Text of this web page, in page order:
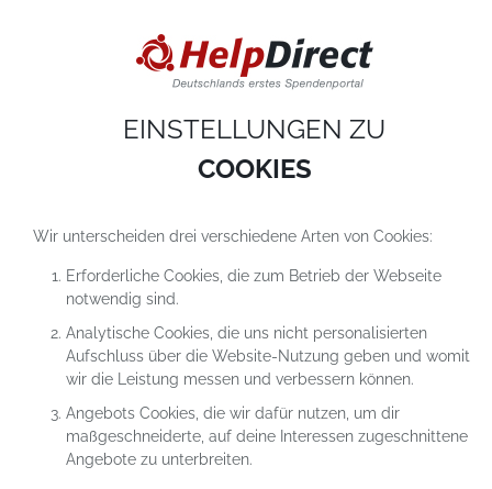
Cookies sind kleine Textdateien, die auf einem Computer heruntergeladen
sobald du unsere Website nutzt. Cookies setzen wir hauptsächlich dazu ein,
du unser Angebot richtig nutzen kannst. Mehr erfährst du in
EINSTELLUNGEN ZU
COOKIES
Wir unterscheiden drei verschiedene Arten von Cookies:
Erforderliche Cookies, die zum Betrieb der Webseite
notwendig sind.
Analytische Cookies, die uns nicht personalisierten
Aufschluss über die Website-Nutzung geben und womit
wir die Leistung messen und verbessern können.
Angebots Cookies, die wir dafür nutzen, um dir
maßgeschneiderte, auf deine Interessen zugeschnittene
Angebote zu unterbreiten.